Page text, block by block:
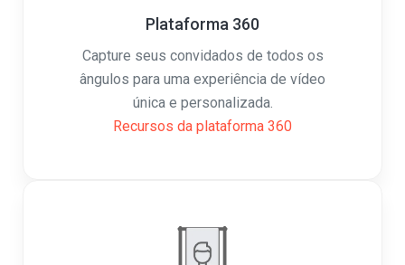
Plataforma 360
Capture seus convidados de todos os
ângulos para uma experiência de vídeo
única e personalizada.
Recursos da plataforma 360